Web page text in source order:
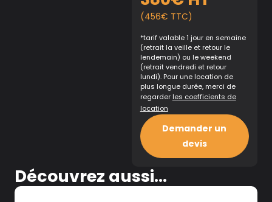
(456€ TTC)
*tarif valable 1 jour en semaine
(retrait la veille et retour le
lendemain) ou le weekend
(retrait vendredi et retour
lundi). Pour une location de
plus longue durée, merci de
regarder les coefficients de
location
Demander un
devis
Découvrez aussi...